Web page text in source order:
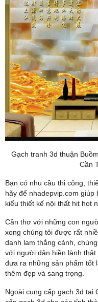
Gạch tranh 3d thuận
Cần
Bạn có nhu cầu thi công,
hãy để nhadepvip.com
kiểu thiết kế nội thất hit hot
Cần thơ với những con
xong chúng tôi được rất
danh lam thắng cảnh,
với người dân hiền lành
đưa ra những sản phẩm tốt
thêm đẹp và sang trọng.
Ngoài cung cấp gạch 3d tại